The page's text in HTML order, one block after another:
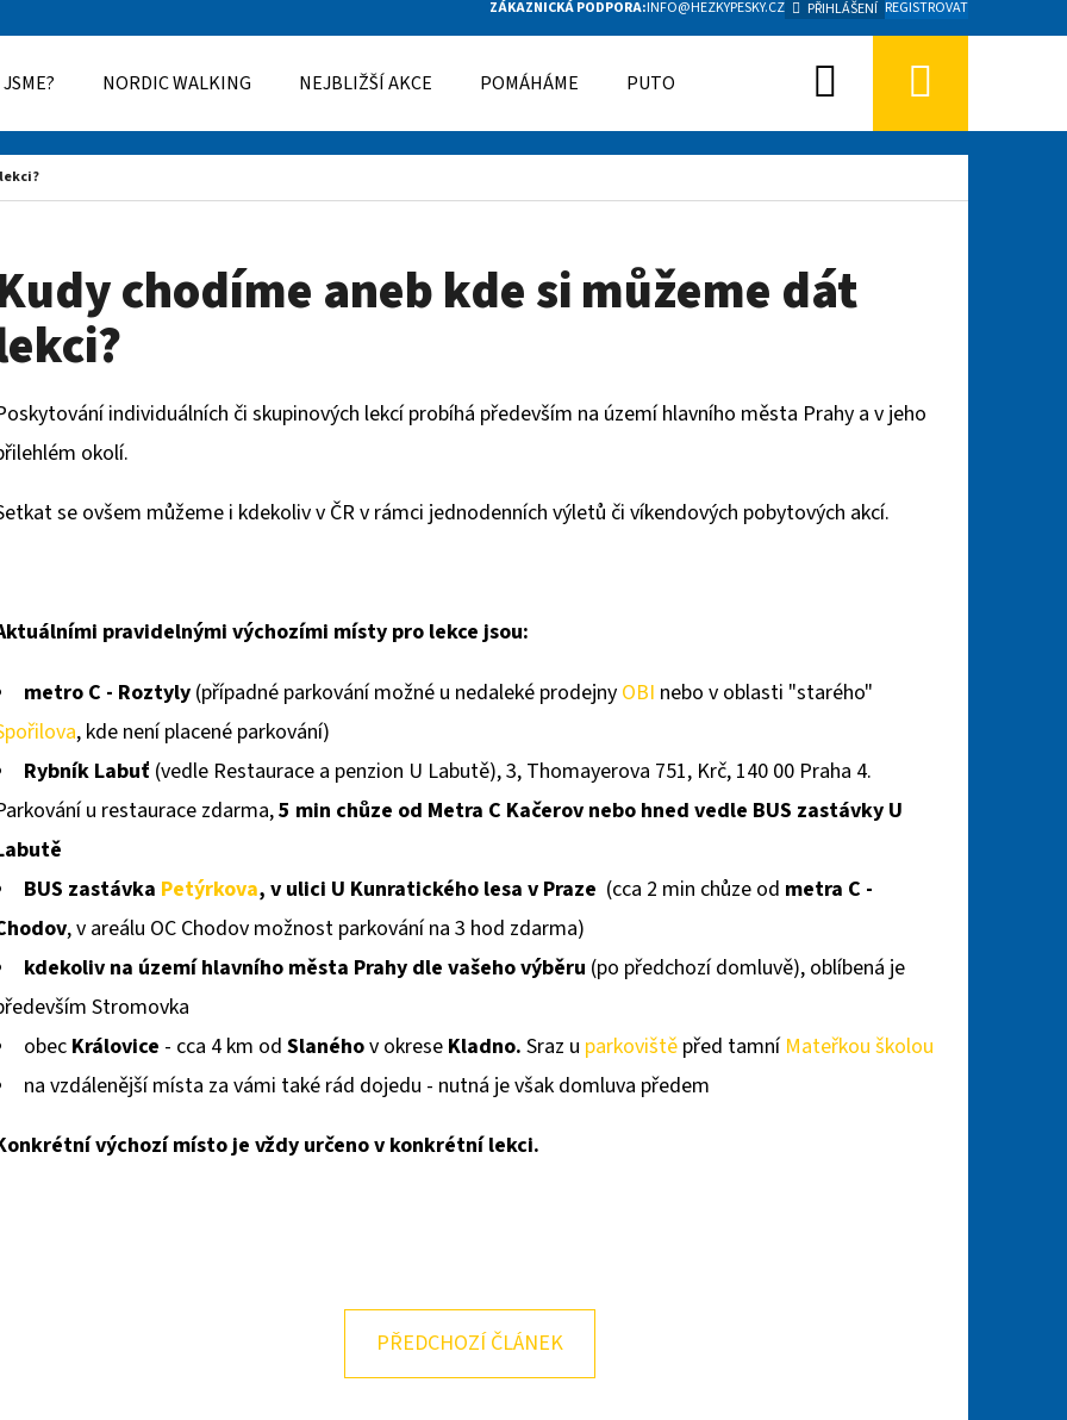
ZÁKAZNICKÁ PODPORA:INFO@HEZKYPESKY.CZ PŘIHLÁŠENÍ REGISTROVAT
NORDIC WALKING NEJBLIŽŠÍ AKCE POMÁHÁME PUTOVNÍ KOLÍK Hledat
chodíme aneb kde si můžeme dát
individuálních či skupinových lekcí probíhá především na území hlavního města Prahy a v jeho
okolí.
se ovšem můžeme i kdekoliv v ČR v rámci jednodenních výletů či víkendových pobytových akcí.
pravidelnými výchozími místy pro lekce jsou:
metro C - Roztyly (případné parkování možné u nedaleké prodejny OBI nebo v oblasti "starého"
, kde není placené parkování)
Rybník Labuť (vedle Restaurace a penzion U Labutě), 3, Thomayerova 751, Krč, 140 00 Praha 4.
u restaurace zdarma,5 min chůze od Metra C Kačerov nebo hned vedle BUS zastávky U
BUS zastávka Petýrkova, v ulici U Kunratického lesa v Praze (cca 2 min chůze od metra C -
, v areálu OC Chodov možnost parkování na 3 hod zdarma)
kdekoliv na území hlavního města Prahy dle vašeho výběru (po předchozí domluvě), oblíbená je
Stromovka
obec Královice - cca 4 km od Slanéhov okrese Kladno. Sraz u parkoviště před tamní Mateřkou školou
na vzdálenější místa za vámi také rád dojedu - nutná je však domluva předem
výchozí místo je vždy určeno v konkrétní lekci.
PŘEDCHOZÍ ČLÁNEK
POTŘEBUJETE NAJÍT?
DOPORUČUJEME
Kč